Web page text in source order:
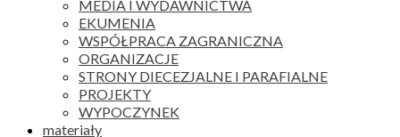
MEDIA I WYDAWNICTWA
EKUMENIA
WSPÓŁPRACA ZAGRANICZNA
ORGANIZACJE
STRONY DIECEZJALNE I PARAFIALNE
PROJEKTY
WYPOCZYNEK
materiały